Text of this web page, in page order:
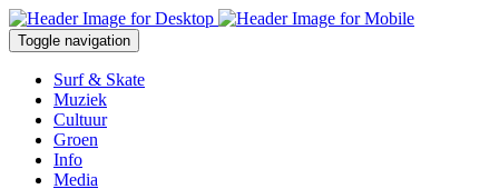
Overslaan en naar de inhoud gaan
Toggle navigation
Surf & Skate
Muziek
Cultuur
Groen
Info
Media